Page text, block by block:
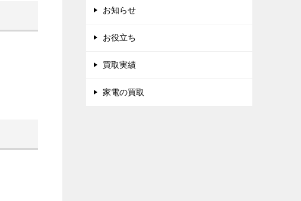
お知らせ
お役立ち
買取実績
家電の買取